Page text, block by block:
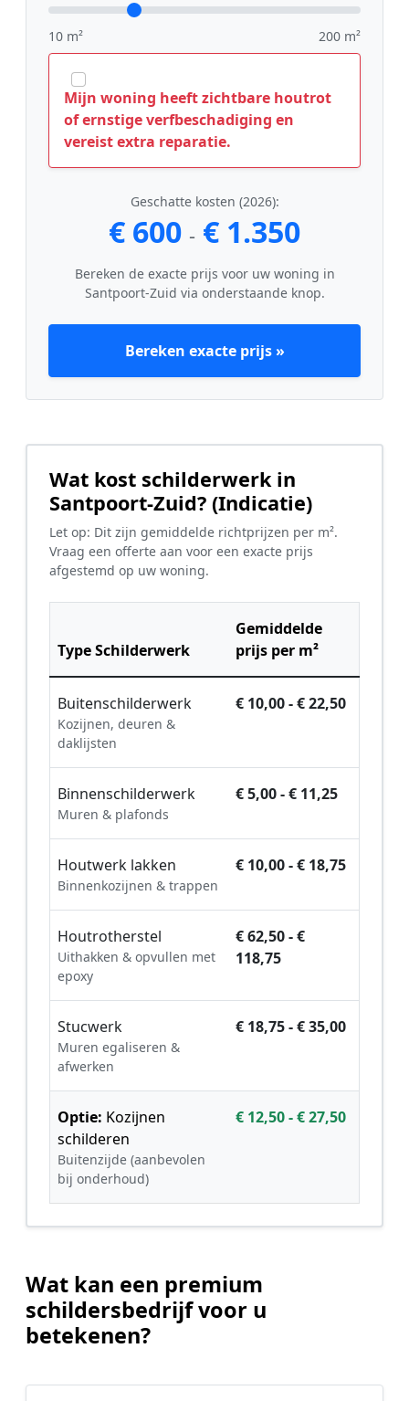
10 m² 200 m²
Mijn woning heeft zichtbare houtrot
of ernstige verfbeschadiging en
vereist extra reparatie.
Geschatte kosten (2026):
€ 600 - € 1.350
Bereken de exacte prijs voor uw woning in
Santpoort-Zuid via onderstaande knop.
Bereken exacte prijs »
Wat kost schilderwerk in
Santpoort-Zuid? (Indicatie)
Let op: Dit zijn gemiddelde richtprijzen per m².
Vraag een offerte aan voor een exacte prijs
afgestemd op uw woning.
Type Schilderwerk
Gemiddelde
prijs per m²
Buitenschilderwerk
Kozijnen, deuren &
daklijsten
€ 10,00 - € 22,50
Binnenschilderwerk
Muren & plafonds
€ 5,00 - € 11,25
Houtwerk lakken
Binnenkozijnen & trappen
€ 10,00 - € 18,75
Houtrotherstel
Uithakken & opvullen met
epoxy
€ 62,50 - €
118,75
Stucwerk
Muren egaliseren &
afwerken
€ 18,75 - € 35,00
Optie: Kozijnen
schilderen
Buitenzijde (aanbevolen
bij onderhoud)
€ 12,50 - € 27,50
Wat kan een premium
schildersbedrijf voor u
betekenen?